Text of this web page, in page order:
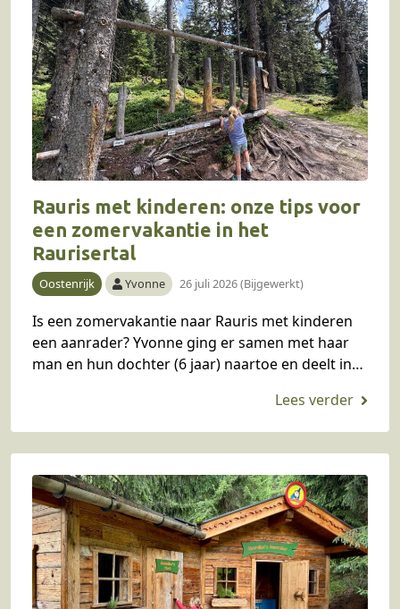
Rauris met kinderen: onze tips voor
een zomervakantie in het
Raurisertal
Oostenrijk Yvonne 26 juli 2026 (Bijgewerkt)
Is een zomervakantie naar Rauris met kinderen
een aanrader? Yvonne ging er samen met haar
man en hun dochter (6 jaar) naartoe en deelt in